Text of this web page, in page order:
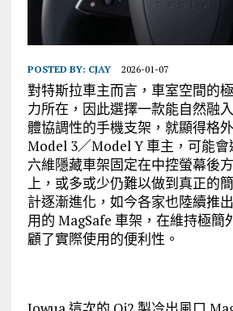
POSTED BY: CJAY 2026-01-07
對特斯拉車主而言，車室空間的
力所在，因此選擇一款能自然融
體協調性的手機支架，就顯得格
Model 3／Model Y 車主，可能
六維隱藏車架固定在中控螢幕後
上，或多或少仍難以做到真正的
計逐漸進化，如今各家也陸續推
用的 MagSafe 車架，在維持極簡
顧了實際使用的便利性。